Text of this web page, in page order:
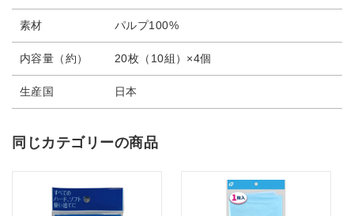
素材 パルプ100%
内容量（約） 20枚（10組）×4個
生産国 日本
同じカテゴリーの商品